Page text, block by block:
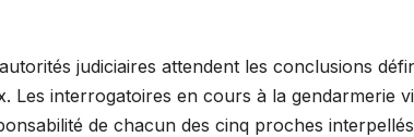
judiciaires attendent les conclusions
Les interrogatoires en cours à la gendarmerie
de chacun des cinq proches